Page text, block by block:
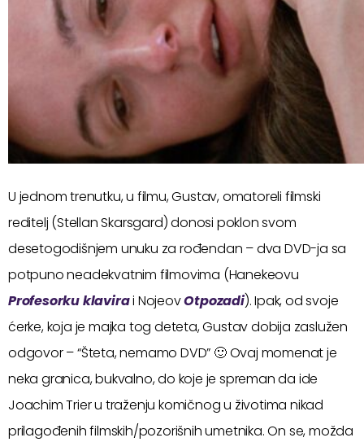
U jednom trenutku, u filmu, Gustav, omatoreli filmski
reditelj (Stellan Skarsgard) donosi poklon svom
desetogodišnjem unuku za rođendan – dva DVD-ja sa
potpuno neadekvatnim filmovima (Hanekeovu
Profesorku klavirai NojeovOtpozadi). Ipak, od svoje
ćerke, koja je majka tog deteta, Gustav dobija zaslužen
odgovor – “Šteta, nemamo DVD” 🙂 Ovaj momenat je
neka granica, bukvalno, do koje je spreman da ide
Joachim Trier u traženju komičnog u životima nikad
prilagođenih filmskih/pozorišnih umetnika. On se, možda